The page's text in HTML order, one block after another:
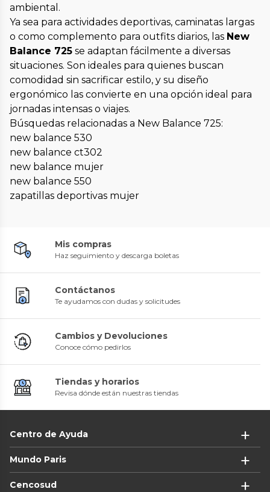
ambiental.
Ya sea para actividades deportivas, caminatas largas
o como complemento para outfits diarios, las New
Balance 725 se adaptan fácilmente a diversas
situaciones. Son ideales para quienes buscan
comodidad sin sacrificar estilo, y su diseño
ergonómico las convierte en una opción ideal para
jornadas intensas o viajes.
Búsquedas relacionadas a New Balance 725:
new balance 530
new balance ct302
new balance mujer
new balance 550
zapatillas deportivas mujer
Mis compras
Haz seguimiento y descarga boletas
Contáctanos
Te ayudamos con dudas y solicitudes
Cambios y Devoluciones
Conoce cómo pedirlos
Tiendas y horarios
Revisa dónde están nuestras tiendas
Centro de Ayuda
Mundo Paris
Cencosud